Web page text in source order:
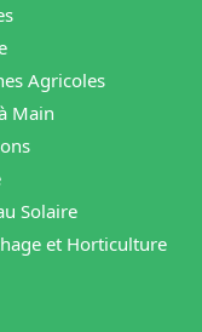
Agricoles
Main
Solaire
et Horticulture